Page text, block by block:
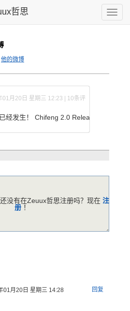
Toggle
哲思
他的微博
01月20日 星期三 12:23 | 10条评
经发生！ Chifeng 2.0 Release !!
没有在Zeuux哲思注册吗？现在 注
册 ！
回复
01月20日 星期三 14:28